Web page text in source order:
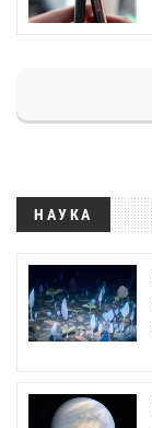
НАУКА